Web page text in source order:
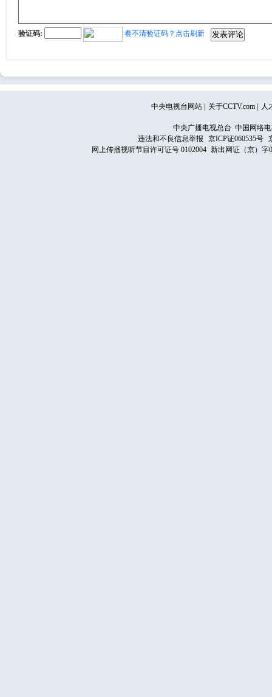
验证码: 看不清验证码？点击刷新
中央电视台网站 关于CCTV.com 人
中央广播电视总台 中国网络
违法和不良信息举报
京ICP证060535号
网上传播视听节目许可证号 0102004 新出网证（京）